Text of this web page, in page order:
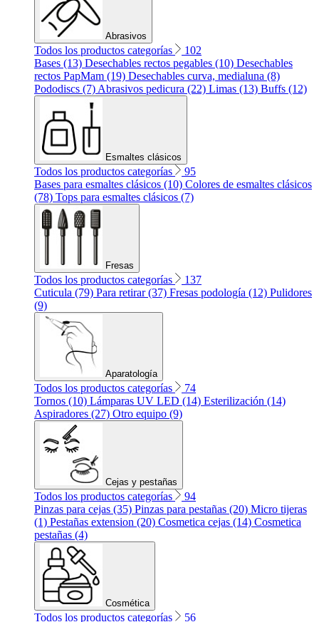
Abrasivos
Todos los productos categorías
102
Bases (13) Desechables rectos pegables (10) Desechables
rectos PapMam (19) Desechables curva, medialuna (8)
Pododiscs (7) Abrasivos pedicura (22) Limas (13) Buffs (12)
Esmaltes clásicos
Todos los productos categorías
95
Bases para esmaltes clásicos (10) Colores de esmaltes clásicos
(78) Tops para esmaltes clásicos (7)
Fresas
Todos los productos categorías
137
Cuticula (79) Para retirar (37) Fresas podología (12) Pulidores
(9)
Aparatología
Todos los productos categorías
74
Tornos (10) Lámparas UV LED (14) Esterilización (14)
Aspiradores (27) Otro equipo (9)
Cejas y pestañas
Todos los productos categorías
94
Pinzas para cejas (35) Pinzas para pestañas (20) Micro tijeras
(1) Pestañas extension (20) Cosmetica cejas (14) Cosmetica
pestañas (4)
Cosmética
Todos los productos categorías 56